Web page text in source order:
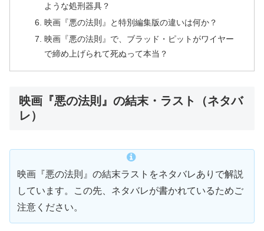
ような処刑器具？
映画『悪の法則』と特別編集版の違いは何か？
映画『悪の法則』で、ブラッド・ピットがワイヤー
で締め上げられて死ぬって本当？
映画『悪の法則』の結末・ラスト（ネタバ
レ）
映画『悪の法則』の結末ラストをネタバレありで解説
しています。この先、ネタバレが書かれているためご
注意ください。